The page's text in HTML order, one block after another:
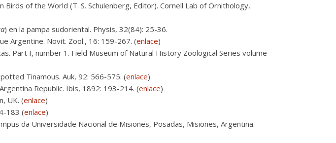
Birds of the World (T. S. Schulenberg, Editor). Cornell Lab of Ornithology,
) en la pampa sudoriental. Physis, 32(84): 25-36.
Argentine. Novit. Zool., 16: 159-267. (enlace)
Part I, number 1. Field Museum of Natural History Zoological Series volume
Tinamous. Auk, 92: 566-575. (enlace)
Republic. Ibis, 1892: 193-214. (enlace)
UK. (enlace)
183 (enlace)
da Universidade Nacional de Misiones, Posadas, Misiones, Argentina.